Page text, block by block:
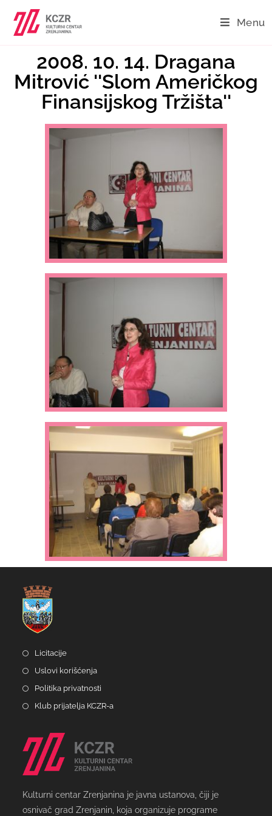
Menu
2008. 10. 14. Dragana
Mitrović ''Slom Američkog
Finansijskog Tržišta''
Licitacije
Uslovi korišćenja
Politika privatnosti
Klub prijatelja KCZR-a
Kulturni centar Zrenjanina je javna ustanova, čiji je
osnivač grad Zrenjanin, koja organizuje programe